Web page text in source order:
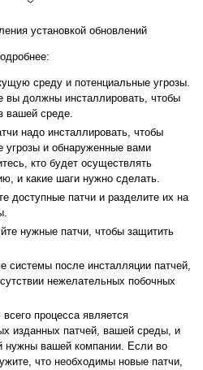
установкой обновлений
среду и потенциальные угрозы.
вы должны инсталлировать, чтобы
вашей среде.
надо инсталлировать, чтобы
угрозы и обнаруженные вами
кто будет осуществлять
и какие шаги нужно сделать.
доступные патчи и разделите их на
нужные патчи, чтобы защитить
системы после инсталляции патчей,
нежелательных побочных
процесса является
изданных патчей, вашей среды, и
нужны вашей компании. Если во
что необходимы новые патчи,